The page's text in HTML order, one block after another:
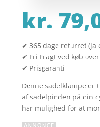
kr.
✔ 365 dage returret (ja
✔ Fri Fragt ved køb
✔ Prisgaranti
Denne sadelklampe
af sadelpinden på din
har mulighed for at